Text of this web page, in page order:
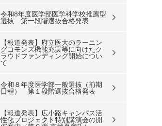
令和8年度医学部医学科学校推薦型
選抜 第一段階選抜合格発表
【報道発表】府立医大のラーニン
グコモンズ機能充実等に向けたク
ラウドファンディング開始につい
て
令和８年度医学部一般選抜（前期
日程） 第１段階選抜合格発表
【報道発表】広小路キャンパス活
性化プロジェクト特別講演会の開